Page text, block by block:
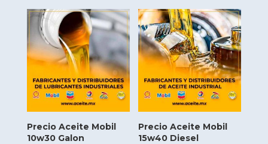
Precio Aceite Mobil
10w30 Galon
Precio Aceite Mobil
15w40 Diesel